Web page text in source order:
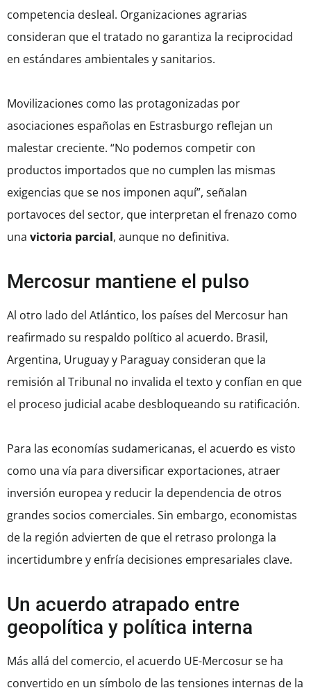
competencia desleal. Organizaciones agrarias
consideran que el tratado no garantiza la reciprocidad
en estándares ambientales y sanitarios.
Movilizaciones como las protagonizadas por
asociaciones españolas en Estrasburgo reflejan un
malestar creciente. “No podemos competir con
productos importados que no cumplen las mismas
exigencias que se nos imponen aquí”, señalan
portavoces del sector, que interpretan el frenazo como
una victoria parcial, aunque no definitiva.
Mercosur mantiene el pulso
Al otro lado del Atlántico, los países del Mercosur han
reafirmado su respaldo político al acuerdo. Brasil,
Argentina, Uruguay y Paraguay consideran que la
remisión al Tribunal no invalida el texto y confían en que
el proceso judicial acabe desbloqueando su ratificación.
Para las economías sudamericanas, el acuerdo es visto
como una vía para diversificar exportaciones, atraer
inversión europea y reducir la dependencia de otros
grandes socios comerciales. Sin embargo, economistas
de la región advierten de que el retraso prolonga la
incertidumbre y enfría decisiones empresariales clave.
Un acuerdo atrapado entre
geopolítica y política interna
Más allá del comercio, el acuerdo UE-Mercosur se ha
convertido en un símbolo de las tensiones internas de la